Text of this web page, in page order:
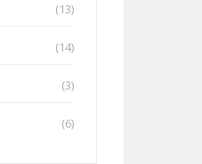
(13)
(14)
(3)
(6)